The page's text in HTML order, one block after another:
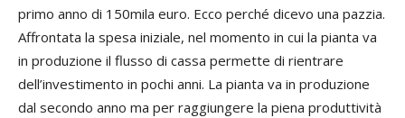
primo anno di 150mila euro. Ecco perché dicevo una pazzia.
Affrontata la spesa iniziale, nel momento in cui la pianta va
in produzione il flusso di cassa permette di rientrare
dell’investimento in pochi anni. La pianta va in produzione
dal secondo anno ma per raggiungere la piena produttività